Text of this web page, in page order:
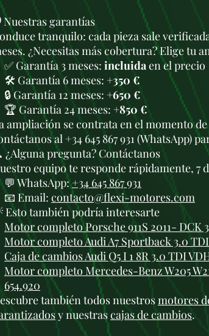
garantías
tranquilo: cada pieza sale
¿Necesitas más cobertura? Elige tu
✅ Garantía 3 meses: incluidaen el precio
🛠️ Garantía 6 meses: +350 €
🔒 Garantía 12 meses: +650 €
🏆 Garantía 24 meses: +850 €
ampliación se contrata en el momento
al +34 645 867 931 (WhatsApp)
¿Alguna pregunta? Contáctanos
equipo te responde rápidamente, 7
💬 WhatsApp:+34 645 867 931
📧 Email: contacto@flexi-motores.com
Esto también podría interesarte
Motor completo Porsche 911S 2011- DCK
Motor completo Audi A7 Sportback 3.0
Caja de cambios Audi Q5 I 1 8R 3.0 TDI
Motor completo Mercedes-Benz W205
654.920
también todos nuestrosmotores
y nuestrascajas de cambios.